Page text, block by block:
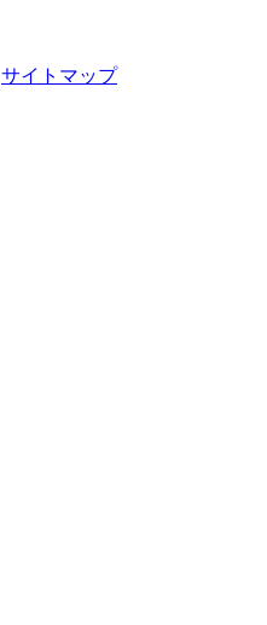
サイトマップ